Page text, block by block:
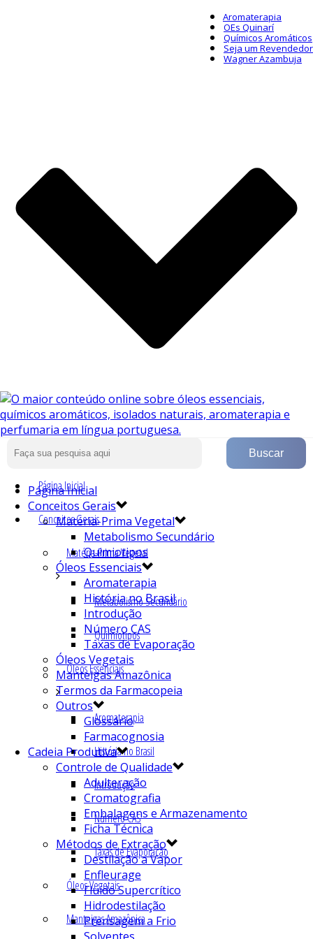
Aromaterapia
OEs Quinarí
Químicos Aromáticos
Seja um Revendedor
Wagner Azambuja
Página Inicial
Conceitos Gerais
Matéria-Prima Vegetal
Metabolismo Secundário
Quimiotipos
Óleos Essenciais
Aromaterapia
História no Brasil
Introdução
Número CAS
Taxas de Evaporação
Óleos Vegetais
Manteigas Amazônica
Página Inicial
Conceitos Gerais
Matéria-Prima Vegetal
Metabolismo Secundário
Quimiotipos
Óleos Essenciais
Aromaterapia
História no Brasil
Introdução
Número CAS
Taxas de Evaporação
Óleos Vegetais
Manteigas Amazônica
Termos da Farmacopeia
Outros
Glossário
Farmacognosia
Cadeia Produtiva
Controle de Qualidade
Adulteração
Cromatografia
Embalagens e Armazenamento
Ficha Técnica
Métodos de Extração
Destilação a Vapor
Enfleurage
Fluído Supercrítico
Hidrodestilação
Prensagem a Frio